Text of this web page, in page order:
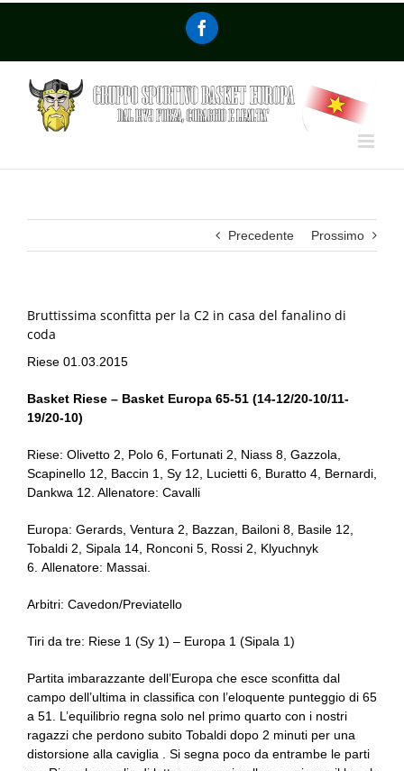
Precedente Prossimo
Bruttissima sconfitta per la C2 in casa del fanalino di
coda
Riese 01.03.2015
Basket Riese – Basket Europa 65-51 (14-12/20-10/11-
19/20-10)
Riese: Olivetto 2, Polo 6, Fortunati 2, Niass 8, Gazzola,
Scapinello 12, Baccin 1, Sy 12, Lucietti 6, Buratto 4, Bernardi,
Dankwa 12. Allenatore: Cavalli
Europa: Gerards, Ventura 2, Bazzan, Bailoni 8, Basile 12,
Tobaldi 2, Sipala 14, Ronconi 5, Rossi 2, Klyuchnyk
6. Allenatore: Massai.
Arbitri: Cavedon/Previatello
Tiri da tre: Riese 1 (Sy 1) – Europa 1 (Sipala 1)
Partita imbarazzante dell’Europa che esce sconfitta dal
campo dell’ultima in classifica con l’eloquente punteggio di 65
a 51. L’equilibrio regna solo nel primo quarto con i nostri
ragazzi che perdono subito Tobaldi dopo 2 minuti per una
distorsione alla caviglia . Si segna poco da entrambe le parti